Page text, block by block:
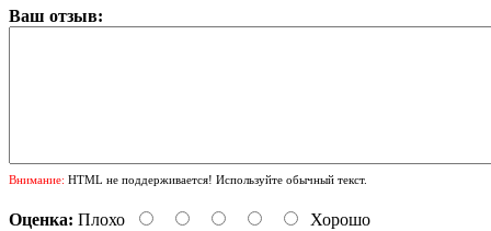
Ваш отзыв:
Внимание: HTML не поддерживается! Используйте обычный текст.
Оценка: Плохо Хорошо